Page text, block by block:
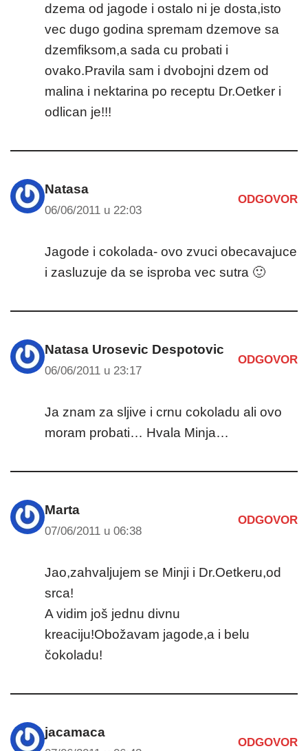
dzema od jagode i ostalo ni je dosta,isto
vec dugo godina spremam dzemove sa
dzemfiksom,a sada cu probati i
ovako.Pravila sam i dvobojni dzem od
malina i nektarina po receptu Dr.Oetker i
odlican je!!!
Natasa
06/06/2011 u 22:03
ODGOVOR
Jagode i cokolada- ovo zvuci obecavajuce
i zasluzuje da se isproba vec sutra 🙂
Natasa Urosevic Despotovic
06/06/2011 u 23:17
ODGOVOR
Ja znam za sljive i crnu cokoladu ali ovo
moram probati… Hvala Minja…
Marta
07/06/2011 u 06:38
ODGOVOR
Jao,zahvaljujem se Minji i Dr.Oetkeru,od
srca!
A vidim još jednu divnu
kreaciju!Obožavam jagode,a i belu
čokoladu!
jacamaca
ODGOVOR